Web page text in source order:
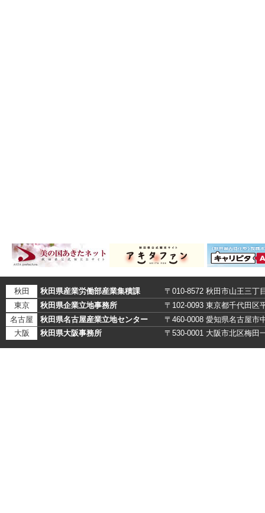
秋田 秋田県産業労働部産業集積課
〒010-8572 秋田市山王三丁
東京
秋田県企業立地事務所
〒102-0093 東京都千代田区
名古屋
秋田県名古屋産業立地センター
〒460-0008 愛知県名古屋市
大阪
秋田県大阪事務所 〒530-0001 大阪市北区梅田